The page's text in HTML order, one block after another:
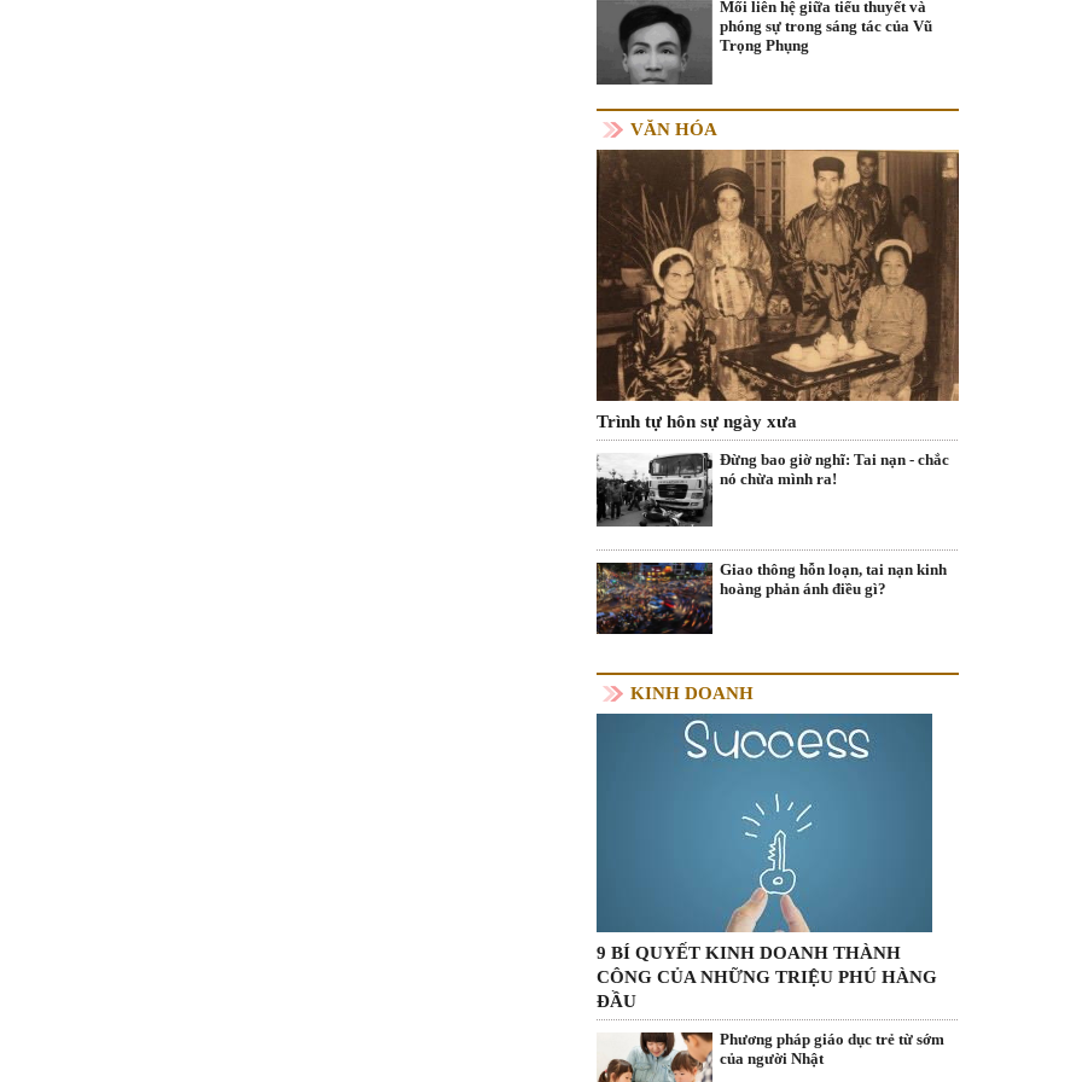
Mối liên hệ giữa tiểu thuyết và
phóng sự trong sáng tác của Vũ
Trọng Phụng
VĂN HÓA
Trình tự hôn sự ngày xưa
Đừng bao giờ nghĩ: Tai nạn - chắc
nó chừa mình ra!
Giao thông hỗn loạn, tai nạn kinh
hoàng phản ánh điều gì?
KINH DOANH
9 BÍ QUYẾT KINH DOANH THÀNH
CÔNG CỦA NHỮNG TRIỆU PHÚ HÀNG
ĐẦU
Phương pháp giáo dục trẻ từ sớm
của người Nhật